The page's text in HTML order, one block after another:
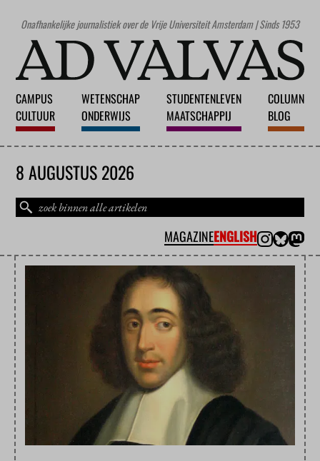
Onafhankelijke journalistiek over de Vrije Universiteit Amsterdam | Sinds 1953
CAMPUS
CULTUUR
WETENSCHAP
ONDERWIJS
STUDENTENLEVEN
MAATSCHAPPIJ
COLUMN
BLOG
8 AUGUSTUS 2026
MAGAZINEENGLISH